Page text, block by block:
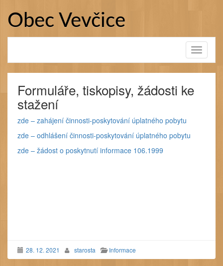
obsahu
webu
Obec Vevčice
Toggle
Formuláře, tiskopisy, žádosti ke
stažení
zde – zahájení činnosti-poskytování úplatného pobytu
zde – odhlášení činnosti-poskytování úplatného pobytu
zde – žádost o poskytnutí informace 106.1999
28. 12. 2021 starosta Informace